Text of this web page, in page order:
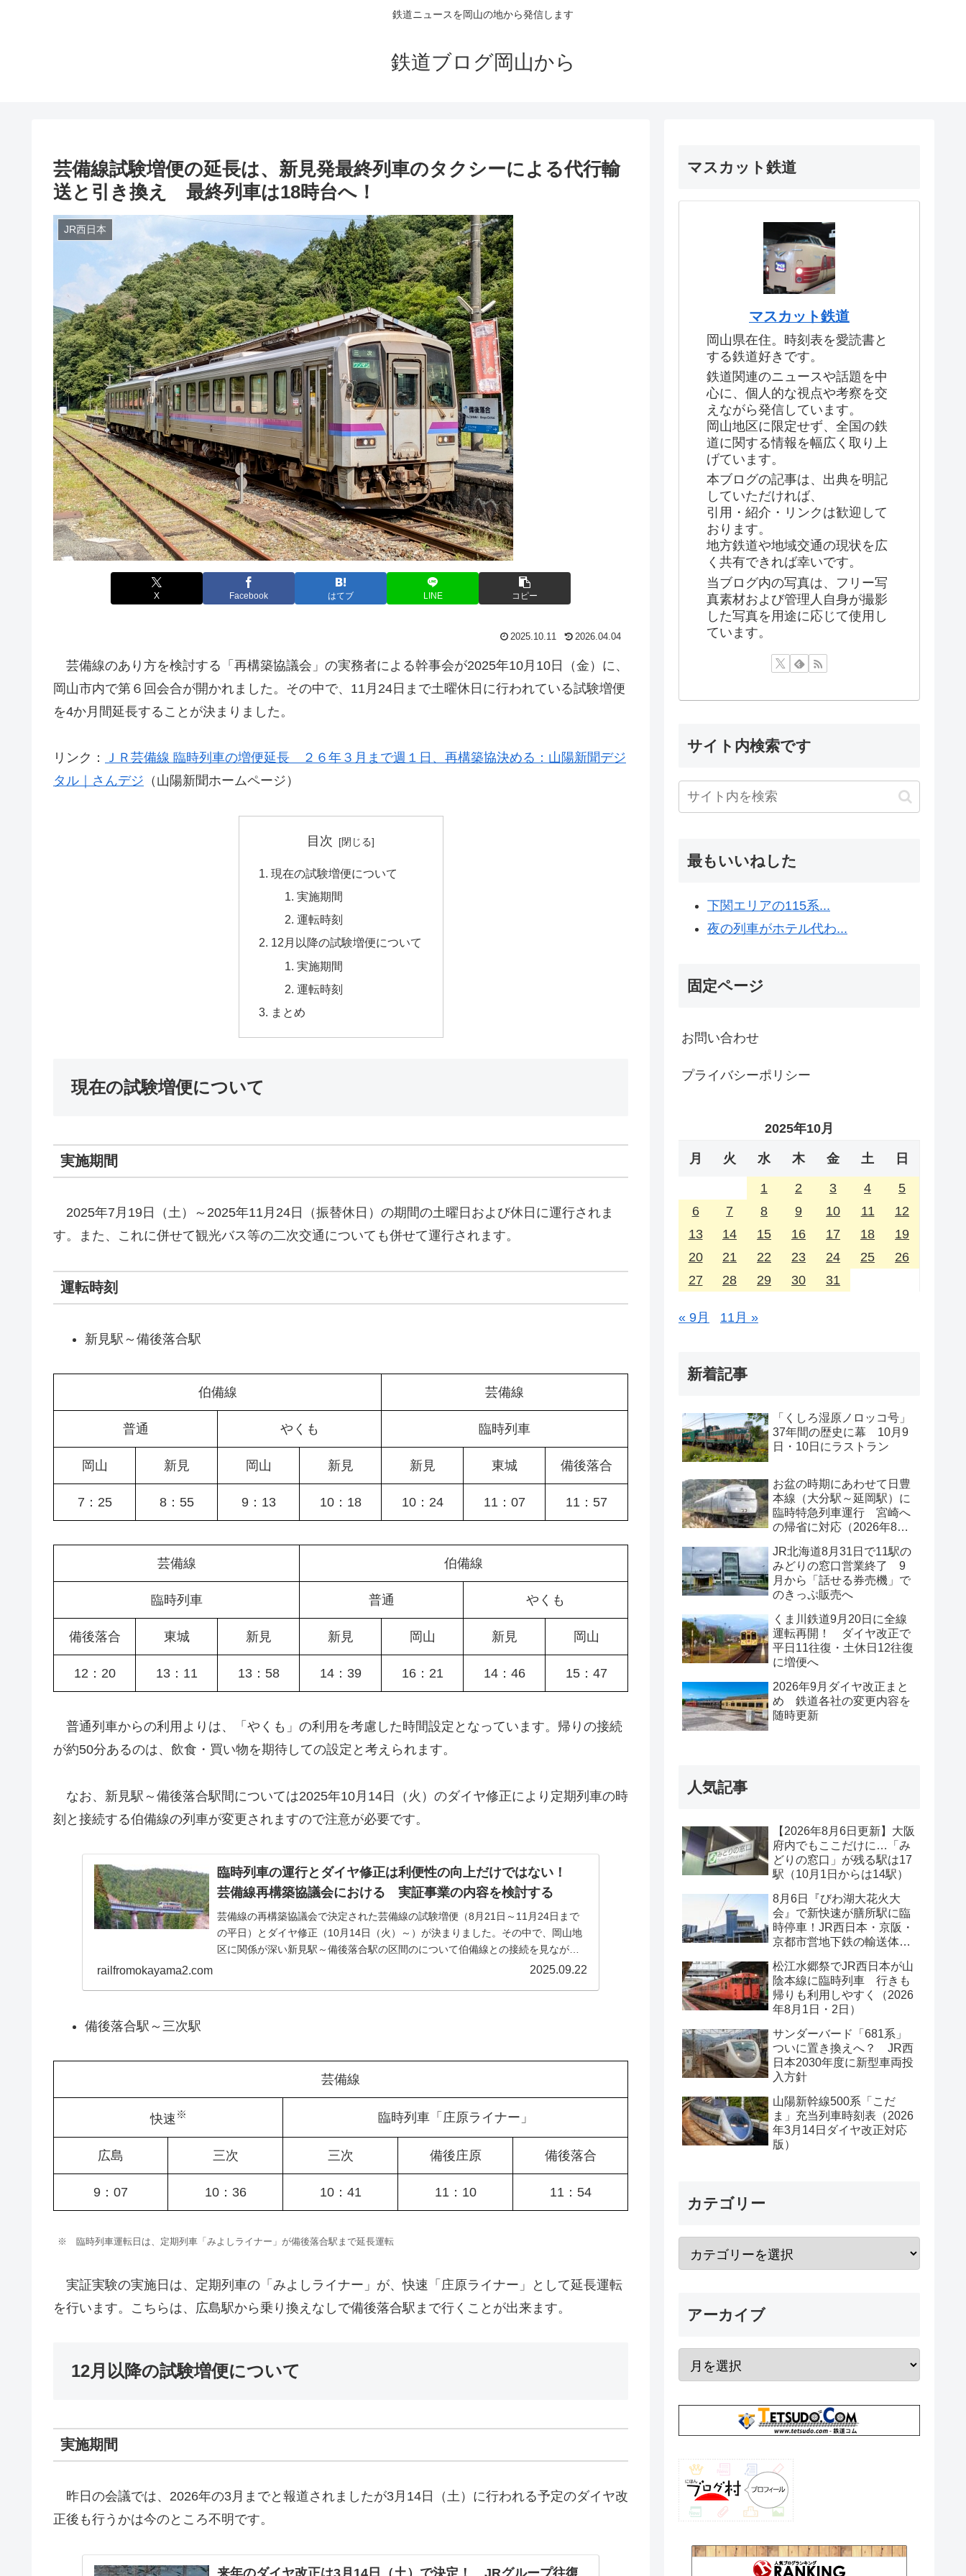
鉄道ニュースを岡山の地から発信します
鉄道ブログ岡山から
芸備線試験増便の延長は、新見発最終列車のタクシーによる代行輸
送と引き換え 最終列車は18時台へ！
JR西日本
X Facebook はてブ LINE コピー
2025.10.11 2026.04.04
芸備線のあり方を検討する「再構築協議会」の実務者による幹事会が2025年10月10日（金）に、
岡山市内で第６回会合が開かれました。その中で、11月24日まで土曜休日に行われている試験増便
を4か月間延長することが決まりました。
リンク：
ＪＲ芸備線 臨時列車の増便延長 ２６年３月まで週１日、再構築協決める：山陽新聞デジ
タル｜さんデジ （山陽新聞ホームページ）
目次
現在の試験増便について
実施期間
運転時刻
12月以降の試験増便について
実施期間
運転時刻
まとめ
現在の試験増便について
実施期間
2025年7月19日（土）～2025年11月24日（振替休日）の期間の土曜日および休日に運行されま
す。また、これに併せて観光バス等の二次交通についても併せて運行されます。
運転時刻
新見駅～備後落合駅
伯備線 芸備線
普通 やくも 臨時列車
岡山 新見 岡山 新見 新見 東城 備後落合
7：25 8：55 9：13 10：18 10：24 11：07 11：57
芸備線 伯備線
臨時列車 普通 やくも
備後落合 東城 新見 新見 岡山 新見 岡山
12：20 13：11 13：58 14：39 16：21 14：46 15：47
普通列車からの利用よりは、「やくも」の利用を考慮した時間設定となっています。帰りの接続
が約50分あるのは、飲食・買い物を期待しての設定と考えられます。
なお、新見駅～備後落合駅間については2025年10月14日（火）のダイヤ修正により定期列車の時
刻と接続する伯備線の列車が変更されますので注意が必要です。
臨時列車の運行とダイヤ修正は利便性の向上だけではない！
芸備線再構築協議会における 実証事業の内容を検討する
芸備線の再構築協議会で決定された芸備線の試験増便（8月21日～11月24日まで
の平日）とダイヤ修正（10月14日（火）～）が決まりました。その中で、岡山地
区に関係が深い新見駅～備後落合駅の区間のについて伯備線との接続を見ながら
利便性について考えてみたいと思います。なお、ダイヤについてはJR西日本のお
railfromokayama2.com 2025.09.22
備後落合駅～三次駅
芸備線
快速 ※ 臨時列車「庄原ライナー」
広島 三次 三次 備後庄原 備後落合
9：07 10：36 10：41 11：10 11：54
※ 臨時列車運転日は、定期列車「みよしライナー」が備後落合駅まで延長運転
実証実験の実施日は、定期列車の「みよしライナー」が、快速「庄原ライナー」として延長運転
を行います。こちらは、広島駅から乗り換えなしで備後落合駅まで行くことが出来ます。
12月以降の試験増便について
実施期間
昨日の会議では、2026年の3月までと報道されましたが3月14日（土）に行われる予定のダイヤ改
正後も行うかは今のところ不明です。
マスカット鉄道
マスカット鉄道
岡山県在住。時刻表を愛読書と
する鉄道好きです。
鉄道関連のニュースや話題を中
心に、個人的な視点や考察を交
えながら発信しています。
岡山地区に限定せず、全国の鉄
道に関する情報を幅広く取り上
げています。
本ブログの記事は、出典を明記
していただければ、
引用・紹介・リンクは歓迎して
おります。
地方鉄道や地域交通の現状を広
く共有できれば幸いです。
当ブログ内の写真は、フリー写
真素材および管理人自身が撮影
した写真を用途に応じて使用し
ています。
サイト内検索です
最もいいねした
下関エリアの115系...
夜の列車がホテル代わ...
固定ページ
お問い合わせ
プライバシーポリシー
2025年10月
月 火 水 木 金 土 日
1 2 3 4
5
6
7 8 9 10 11
12
13
14 15 16 17 18
19
20
21 22 23 24 25
26
27
28 29 30 31
« 9月 11月 »
新着記事
「くしろ湿原ノロッコ号」
37年間の歴史に幕 10月9
日・10日にラストラン
お盆の時期にあわせて日豊
本線（大分駅～延岡駅）に
臨時特急列車運行 宮崎へ
の帰省に対応（2026年8月
JR北海道8月31日で11駅の
みどりの窓口営業終了 9
月から「話せる券売機」で
のきっぷ販売へ
くま川鉄道9月20日に全線
運転再開！ ダイヤ改正で
平日11往復・土休日12往復
に増便へ
2026年9月ダイヤ改正まと
め 鉄道各社の変更内容を
随時更新
人気記事
【2026年8月6日更新】大阪
府内でもここだけに…「み
どりの窓口」が残る駅は17
駅（10月1日からは14駅）
8月6日『びわ湖大花火大
会』で新快速が膳所駅に臨
時停車！JR西日本・京阪・
京都市営地下鉄の輸送体系
松江水郷祭でJR西日本が山
陰本線に臨時列車 行きも
帰りも利用しやすく（2026
年8月1日・2日）
サンダーバード「681系」
ついに置き換えへ？ JR西
日本2030年度に新型車両投
入方針
山陽新幹線500系「こだ
ま」充当列車時刻表（2026
年3月14日ダイヤ改正対応
版）
カテゴリー
アーカイブ